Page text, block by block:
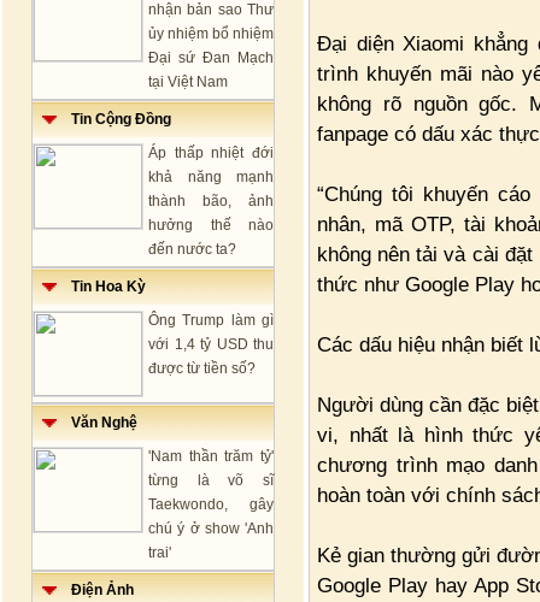
nhận bản sao Thư
ủy nhiệm bổ nhiệm
Đại sứ Đan Mạch
tại Việt Nam
Tin Cộng Đồng
Áp thấp nhiệt đới
khả năng mạnh
thành bão, ảnh
hưởng thế nào
đến nước ta?
Tin Hoa Kỳ
Ông Trump làm gì
với 1,4 tỷ USD thu
được từ tiền số?
Văn Nghệ
'Nam thần trăm tỷ'
từng là võ sĩ
Taekwondo, gây
chú ý ở show 'Anh
trai'
Điện Ảnh
Đại diện Xiaomi
trình khuyến mãi nào
không rõ nguồn gốc.
fanpage có dấu xác
“Chúng tôi khuyến
nhân, mã OTP, tài
không nên tải và cài
thức như Google Play
Các dấu hiệu nhận biết
Người dùng cần đặc
vi, nhất là hình thức
chương trình mạo
hoàn toàn với chính
Kẻ gian thường gửi
Google Play hay App